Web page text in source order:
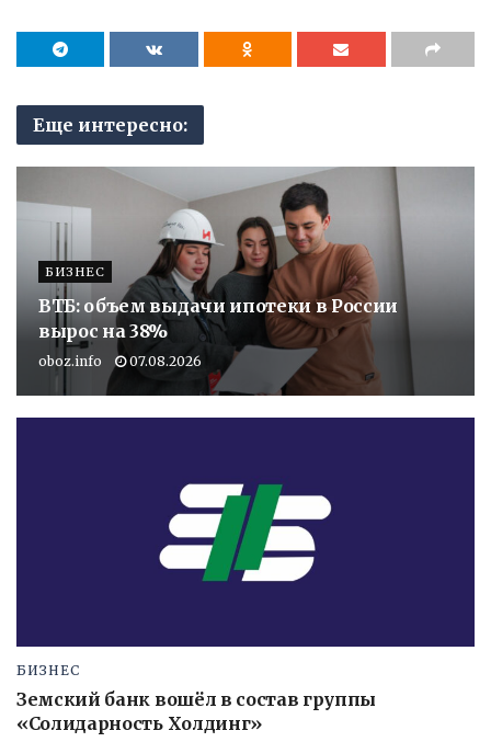
Еще интересно:
БИЗНЕС
ВТБ: объем выдачи ипотеки в России
вырос на 38%
oboz.info 07.08.2026
БИЗНЕС
Земский банк вошёл в состав группы
«Солидарность Холдинг»